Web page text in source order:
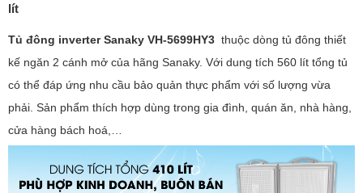
lít
Tủ đông inverter Sanaky VH-5699HY3 thuộc dòng tủ đông thiết
kế ngăn 2 cánh mở của hãng Sanaky. Với dung tích 560 lít tổng tủ
có thể đáp ứng nhu cầu bảo quản thực phẩm với số lượng vừa
phải. Sản phẩm thích hợp dùng trong gia đình, quán ăn, nhà hàng,
cửa hàng bách hoá,…